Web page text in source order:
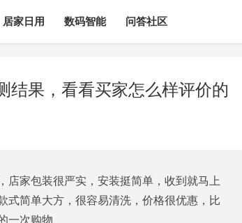
居家日用 数码智能 问答社区
果，看看买家怎么样评价的
店家包装很严实，安装挺简单，收到就马上
式简单大方，很容易清洗，价格很优惠，比
一次购物